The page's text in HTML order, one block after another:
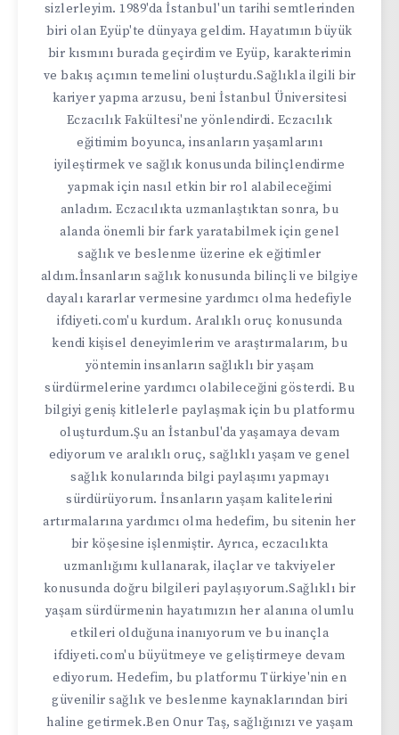
sizlerleyim. 1989'da İstanbul'un tarihi semtlerinden
biri olan Eyüp'te dünyaya geldim. Hayatımın büyük
bir kısmını burada geçirdim ve Eyüp, karakterimin
ve bakış açımın temelini oluşturdu.Sağlıkla ilgili bir
kariyer yapma arzusu, beni İstanbul Üniversitesi
Eczacılık Fakültesi'ne yönlendirdi. Eczacılık
eğitimim boyunca, insanların yaşamlarını
iyileştirmek ve sağlık konusunda bilinçlendirme
yapmak için nasıl etkin bir rol alabileceğimi
anladım. Eczacılıkta uzmanlaştıktan sonra, bu
alanda önemli bir fark yaratabilmek için genel
sağlık ve beslenme üzerine ek eğitimler
aldım.İnsanların sağlık konusunda bilinçli ve bilgiye
dayalı kararlar vermesine yardımcı olma hedefiyle
ifdiyeti.com'u kurdum. Aralıklı oruç konusunda
kendi kişisel deneyimlerim ve araştırmalarım, bu
yöntemin insanların sağlıklı bir yaşam
sürdürmelerine yardımcı olabileceğini gösterdi. Bu
bilgiyi geniş kitlelerle paylaşmak için bu platformu
oluşturdum.Şu an İstanbul'da yaşamaya devam
ediyorum ve aralıklı oruç, sağlıklı yaşam ve genel
sağlık konularında bilgi paylaşımı yapmayı
sürdürüyorum. İnsanların yaşam kalitelerini
artırmalarına yardımcı olma hedefim, bu sitenin her
bir köşesine işlenmiştir. Ayrıca, eczacılıkta
uzmanlığımı kullanarak, ilaçlar ve takviyeler
konusunda doğru bilgileri paylaşıyorum.Sağlıklı bir
yaşam sürdürmenin hayatımızın her alanına olumlu
etkileri olduğuna inanıyorum ve bu inançla
ifdiyeti.com'u büyütmeye ve geliştirmeye devam
ediyorum. Hedefim, bu platformu Türkiye'nin en
güvenilir sağlık ve beslenme kaynaklarından biri
haline getirmek.Ben Onur Taş, sağlığınızı ve yaşam